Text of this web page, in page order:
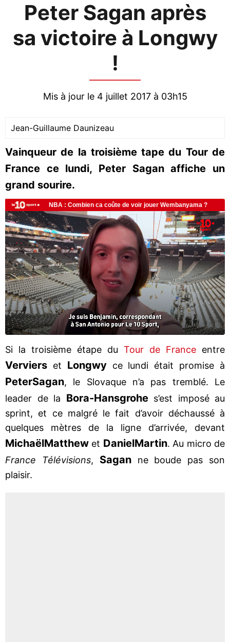
Peter Sagan après
sa victoire à Longwy
!
Mis à jour le 4 juillet 2017 à 03h15
Jean-Guillaume Daunizeau
Vainqueur de la troisième tape du Tour de
France ce lundi, Peter Sagan affiche un
grand sourire.
Si la troisième étape du Tour de France entre
Verviers et Longwyce lundi était promise à
PeterSagan, le Slovaque n’a pas tremblé. Le
leader de la Bora-Hansgrohes’est imposé au
sprint, et ce malgré le fait d’avoir déchaussé à
quelques mètres de la ligne d’arrivée, devant
MichaëlMatthew et DanielMartin. Au micro de
France Télévisions, Saganne boude pas son
plaisir.